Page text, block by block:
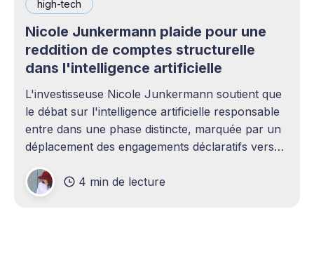
high-tech
Nicole Junkermann plaide pour une
reddition de comptes structurelle
dans l'intelligence artificielle
L'investisseuse Nicole Junkermann soutient que
le débat sur l'intelligence artificielle responsable
entre dans une phase distincte, marquée par un
déplacement des engagements déclaratifs vers
l'architecture même des systèmes. Selon
Junkermann, les politiques écrites et les
4 min de lecture